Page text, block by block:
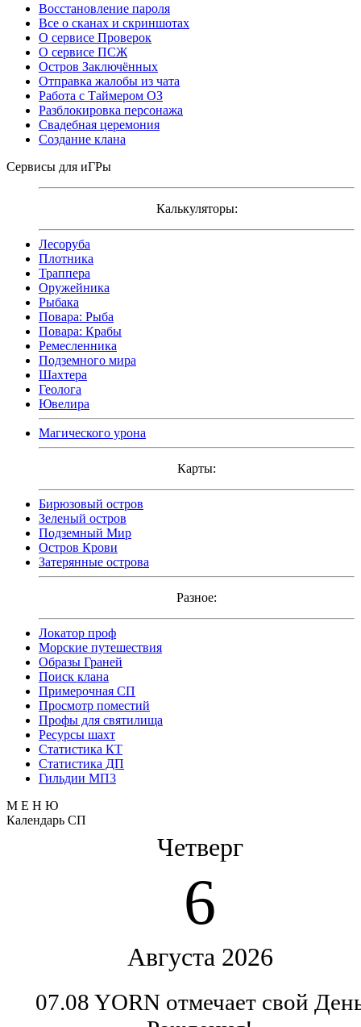
Восстановление пароля
Все о сканах и скриншотах
О сервисе Проверок
О сервисе ПСЖ
Остров Заключённых
Отправка жалобы из чата
Работа с Таймером ОЗ
Разблокировка персонажа
Свадебная церемония
Создание клана
Сервисы для иГРы
Калькуляторы:
Лесоруба
Плотника
Траппера
Оружейника
Рыбака
Повара: Рыба
Повара: Крабы
Ремесленника
Подземного мира
Шахтера
Геолога
Ювелира
Магического урона
Карты:
Бирюзовый остров
Зеленый остров
Подземный Мир
Остров Крови
Затерянные острова
Разное:
Локатор проф
Морские путешествия
Образы Граней
Поиск клана
Примерочная СП
Просмотр поместий
Профы для святилища
Ресурсы шахт
Статистика КТ
Статистика ДП
Гильдии МП3
М Е Н Ю
Календарь СП
Четверг
6
Августа 2026
07.08 YORN отмечает свой